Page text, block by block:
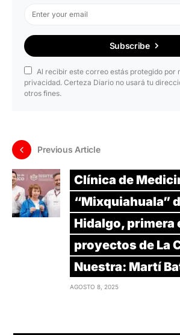
Subscribe
Al recibir este correo estás protegido por
privacidad. Certeza Diario no usará tu
otros fines.
Previous Article
Clínica de
“Mixquiahuala”
Hidalgo, primera
proyectos de La
Nuestra: Martí
AGOSTO 8, 2025